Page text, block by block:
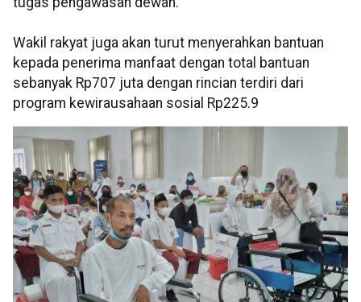
Wakil rakyat juga akan turut menyerahkan bantuan
kepada penerima manfaat dengan total bantuan
sebanyak Rp707 juta dengan rincian terdiri dari
program kewirausahaan sosial Rp225.9